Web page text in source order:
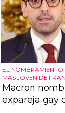
EL NOMBRAMIENTO
MÁS JOVEN DE
Macron
expareja gay